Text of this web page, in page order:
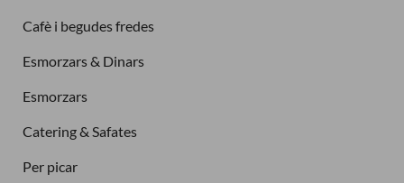
Cafè i begudes fredes
Esmorzars & Dinars
Esmorzars
Catering & Safates
Per picar